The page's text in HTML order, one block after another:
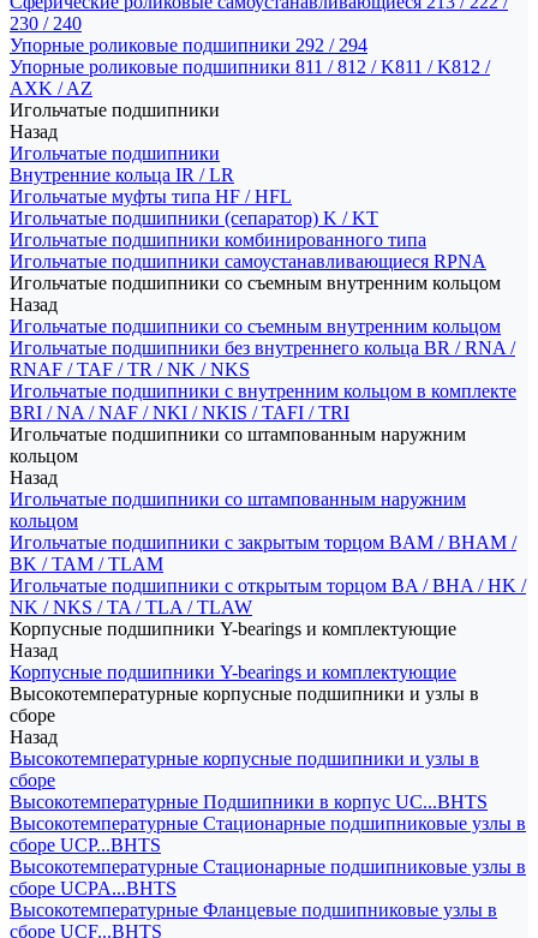
230 / 240
Упорные роликовые подшипники 292 / 294
Упорные роликовые подшипники 811 / 812 / K811 / K812 /
AXK / AZ
Игольчатые подшипники
Назад
Игольчатые подшипники
Внутренние кольца IR / LR
Игольчатые муфты типа HF / HFL
Игольчатые подшипники (сепаратор) K / KT
Игольчатые подшипники комбинированного типа
Игольчатые подшипники самоустанавливающиеся RPNA
Игольчатые подшипники со съемным внутренним кольцом
Назад
Игольчатые подшипники со съемным внутренним кольцом
Игольчатые подшипники без внутреннего кольца BR / RNA /
RNAF / TAF / TR / NK / NKS
Игольчатые подшипники с внутренним кольцом в комплекте
BRI / NA / NAF / NKI / NKIS / TAFI / TRI
Игольчатые подшипники со штампованным наружним
кольцом
Назад
Игольчатые подшипники со штампованным наружним
кольцом
Игольчатые подшипники с закрытым торцом BAM / BHAM /
BK / TAM / TLAM
Игольчатые подшипники с открытым торцом BA / BHA / HK /
NK / NKS / TA / TLA / TLAW
Корпусные подшипники Y-bearings и комплектующие
Назад
Корпусные подшипники Y-bearings и комплектующие
Высокотемпературные корпусные подшипники и узлы в
сборе
Назад
Высокотемпературные корпусные подшипники и узлы в
сборе
Высокотемпературные Подшипники в корпус UC...BHTS
Высокотемпературные Стационарные подшипниковые узлы в
сборе UCP...BHTS
Высокотемпературные Стационарные подшипниковые узлы в
сборе UCPA...BHTS
Высокотемпературные Фланцевые подшипниковые узлы в
сборе UCF...BHTS